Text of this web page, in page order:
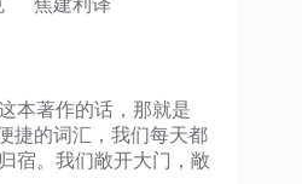
焦建利译
本著作的话，那就是
捷的词汇，我们每天都
宿。我们敞开大门，敞